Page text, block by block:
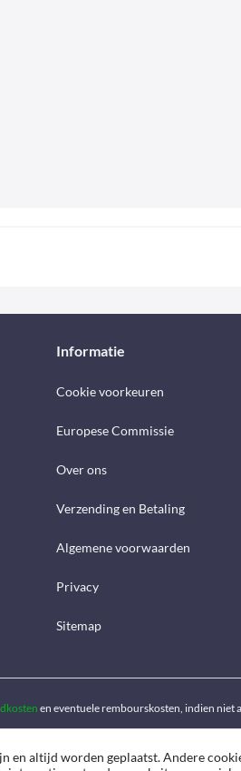
Informatie
Cookie voorkeuren
Europese Commissie
Over ons
Verzending en Betaling
Algemene voorwaarden
Privacy
Sitemap
en eventuele rembourskosten, indien niet
en altijd worden geplaatst. Andere